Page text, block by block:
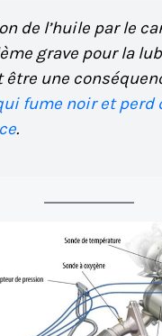
de l’huile par le
grave pour la
être une
fume noir et perd
.